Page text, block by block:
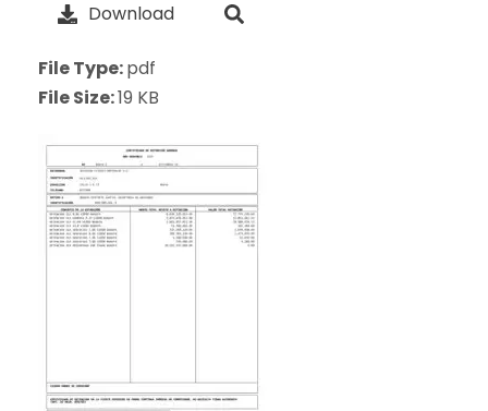
Download
File Type:pdf
File Size:19 KB